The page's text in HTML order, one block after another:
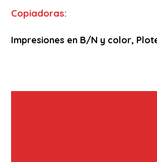
Copiadoras:
Impresiones en B/N y color,